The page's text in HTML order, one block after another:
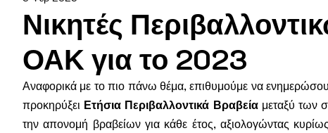
Νικητές
ΟΑΚ για το 2023
Αναφορικά με το πιο πάνω θέμα, επιθυμούμε να
προκηρύξει Ετήσια Περιβαλλοντικά Βραβεία μεταξύ των
την απονομή βραβείων για κάθε έτος, αξιολογώντας